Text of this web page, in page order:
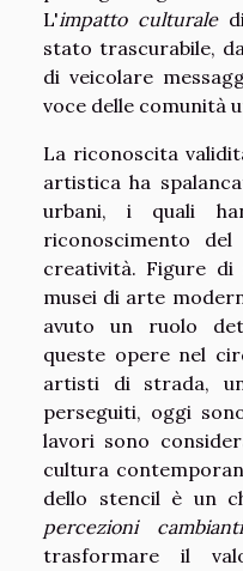
L'impatto culturaledi
stato trascurabile,
di veicolare
voce delle comunità
La riconoscita
artistica ha
urbani, i quali
riconoscimento
creatività. Figure
musei di arte
avuto un ruolo
queste opere nel
artisti di strada,
perseguiti, oggi
lavori sono
cultura
dello stencil è un
percezioni cambianti
trasformare il